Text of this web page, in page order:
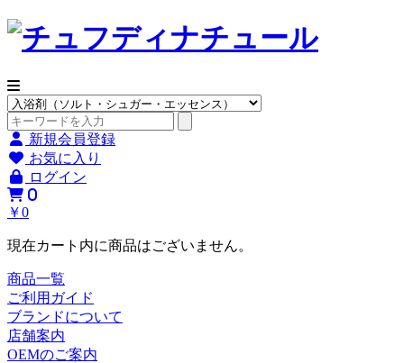
新規会員登録
お気に入り
ログイン
0
￥0
現在カート内に商品はございません。
商品一覧
ご利用ガイド
ブランドについて
店舗案内
OEMのご案内